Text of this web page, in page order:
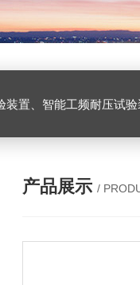
工频耐压试验装置、工频耐压试验仪、工频耐压试验台、高压耐压试
产品展示 /